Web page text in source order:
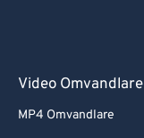
Video Omvandlare
MP4 Omvandlare